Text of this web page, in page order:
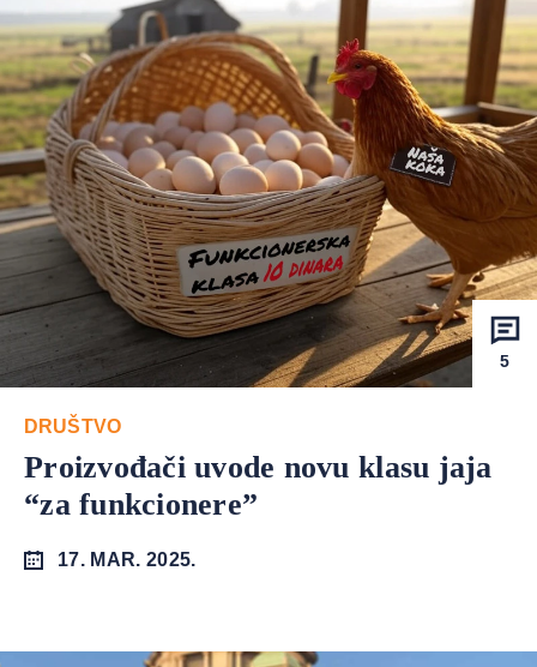
5
DRUŠTVO
Proizvođači uvode novu klasu jaja
“za funkcionere”
17. MAR. 2025.